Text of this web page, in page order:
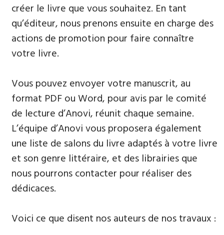
créer le livre que vous souhaitez. En tant
qu’éditeur, nous prenons ensuite en charge des
actions de promotion pour faire connaître
votre livre.
Vous pouvez envoyer votre manuscrit, au
format PDF ou Word, pour avis par le comité
de lecture d’Anovi, réunit chaque semaine.
L’équipe d’Anovi vous proposera également
une liste de salons du livre adaptés à votre livre
et son genre littéraire, et des librairies que
nous pourrons contacter pour réaliser des
dédicaces.
Voici ce que disent nos auteurs de nos travaux :